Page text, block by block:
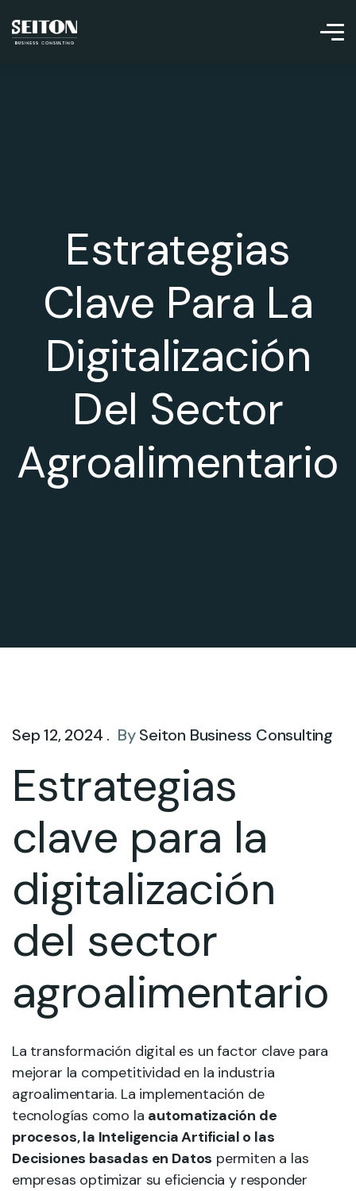
Estrategias
Clave Para La
Digitalización
Del Sector
Agroalimentario
Sep 12, 2024 . BySeiton Business Consulting
Estrategias
clave para la
digitalización
del sector
agroalimentario
La transformación digital es un factor clave para
mejorar la competitividad en la industria
agroalimentaria. La implementación de
tecnologías como la automatización de
procesos, la Inteligencia Artificial o las
Decisiones basadas en Datos permiten a las
empresas optimizar su eficiencia y responder